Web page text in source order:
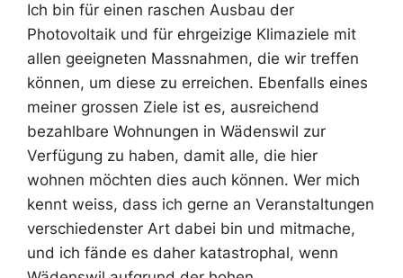
Ich bin für einen raschen Ausbau der
Photovoltaik und für ehrgeizige Klimaziele mit
allen geeigneten Massnahmen, die wir treffen
können, um diese zu erreichen. Ebenfalls eines
meiner grossen Ziele ist es, ausreichend
bezahlbare Wohnungen in Wädenswil zur
Verfügung zu haben, damit alle, die hier
wohnen möchten dies auch können. Wer mich
kennt weiss, dass ich gerne an Veranstaltungen
verschiedenster Art dabei bin und mitmache,
und ich fände es daher katastrophal, wenn